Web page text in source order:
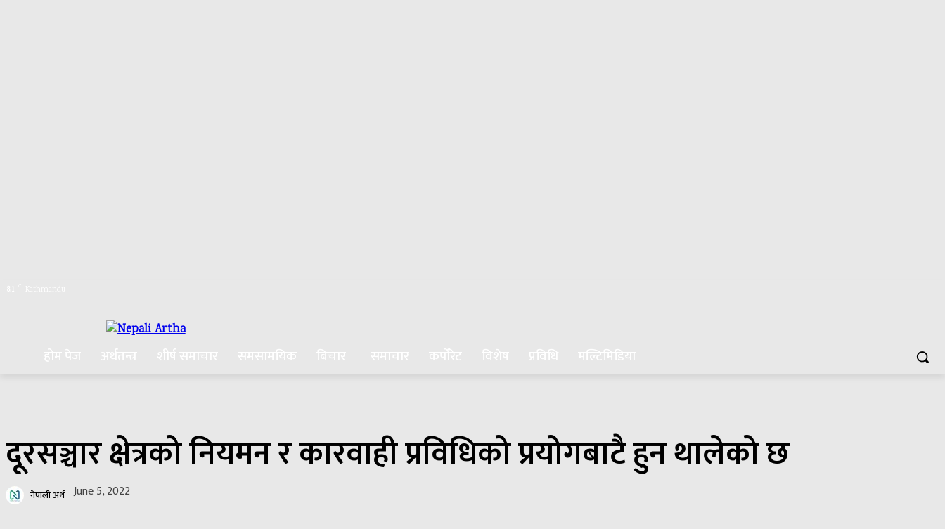
दूरसञ्चार क्षेत्रको नियमन र कारवाही प्रविधिको प्रयोगबाटै हुन थालेको छ
नेपाली अर्थ June 5, 2022